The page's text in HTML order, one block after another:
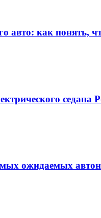
авто: как понять,
седана
ожидаемых